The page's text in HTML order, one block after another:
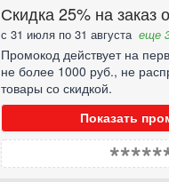
Скидка 25% на заказ
с 31 июля по 31 августа еще
Промокод действует на
не более 1000 руб., не
товары со скидкой.
Показать